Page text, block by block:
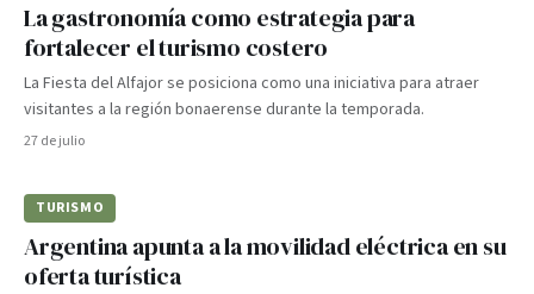
La gastronomía como estrategia para
fortalecer el turismo costero
La Fiesta del Alfajor se posiciona como una iniciativa para atraer
visitantes a la región bonaerense durante la temporada.
27 de julio
TURISMO
Argentina apunta a la movilidad eléctrica en su
oferta turística